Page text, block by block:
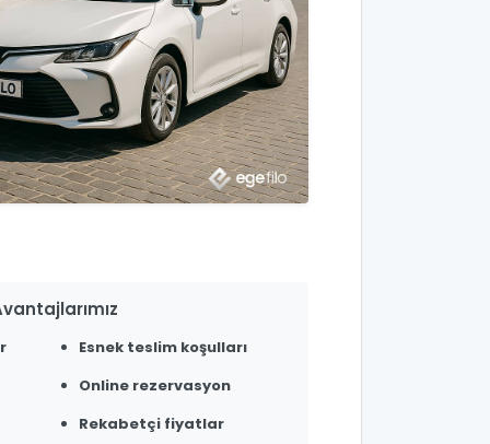
Esnek teslim koşulları
Online rezervasyon
Rekabetçi fiyatlar